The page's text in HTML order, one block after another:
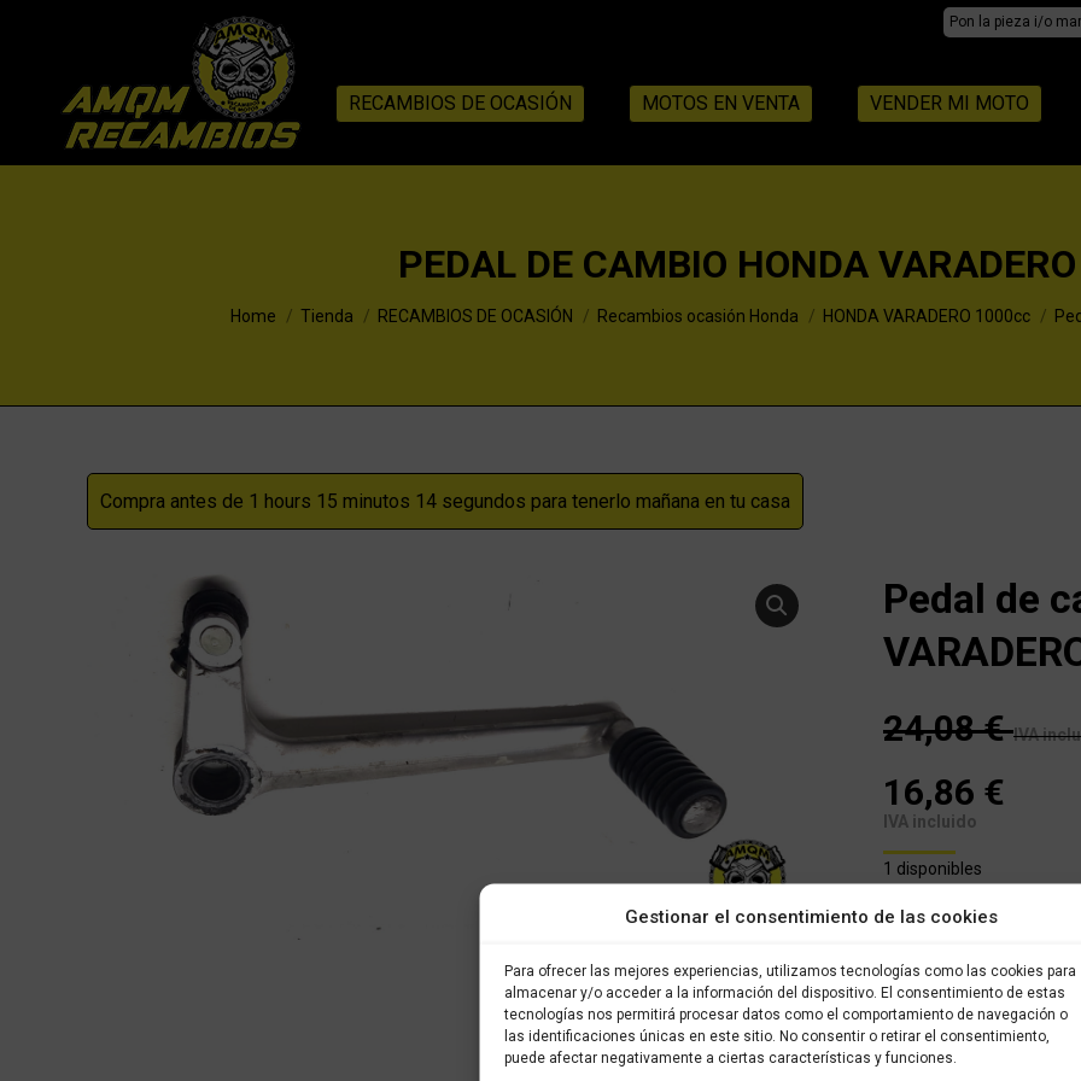
Gestionar el consentimiento de las cookies
Para ofrecer las mejores experiencias, utilizamos tecnologías como las cookies para
almacenar y/o acceder a la información del dispositivo. El consentimiento de estas
tecnologías nos permitirá procesar datos como el comportamiento de navegación o
las identificaciones únicas en este sitio. No consentir o retirar el consentimiento,
puede afectar negativamente a ciertas características y funciones.
Search:
RECAMBIOS DE OCASIÓN MOTOS EN VENTA VENDER MI MOTO
PEDAL DE CAMBIO HONDA
You are here:
Home Tienda RECAMBIOS DE OCASIÓN Recambios ocasión Honda HONDA VARADERO 1000cc
Compra antes de 1 hours 15 minutos 14 segundos para tenerlo mañana en tu casa
Pedal de
24,08€ IVA
16,86 €
IVA incluido
1 disponibles
Este es un recambio
almacenado en nuestro
brevedad posible. Todos
sido verificados y
con garantía.